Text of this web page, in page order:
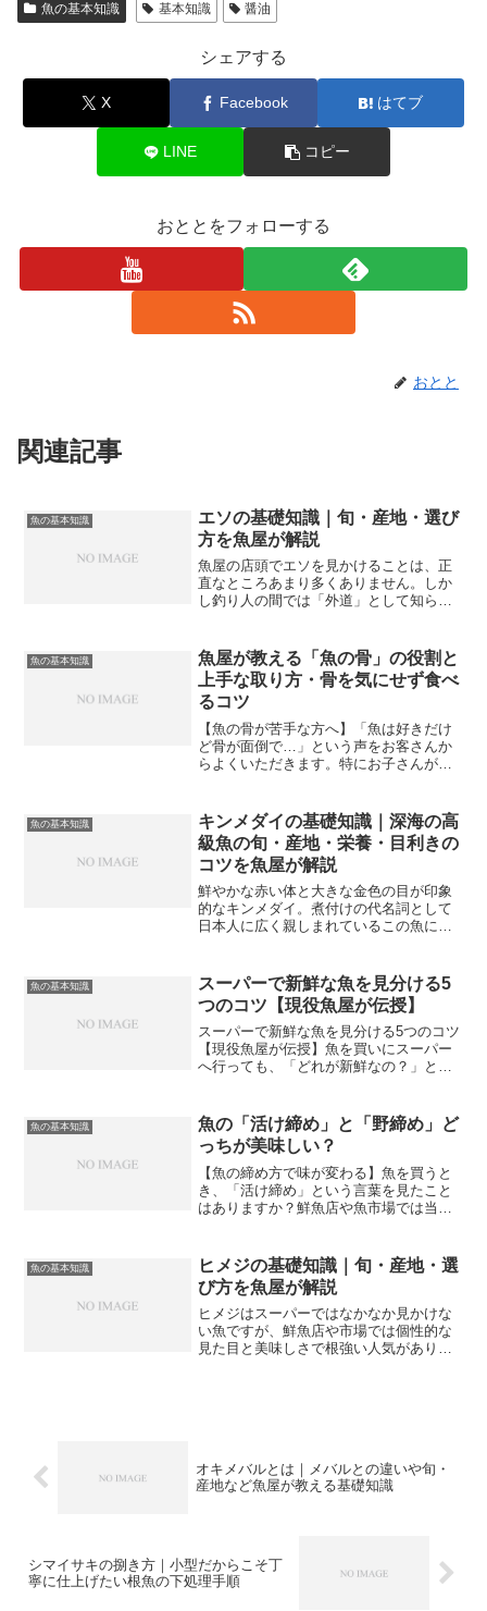
魚の基本知識 基本知識 醤油
シェアする
X Facebook はてブ
LINE コピー
おととをフォローする
おとと
関連記事
魚の基本知識
エソの基礎知識｜旬・産地・選び
方を魚屋が解説
魚屋の店頭でエソを見かけることは、正
直なところあまり多くありません。しか
し釣り人の間では「外道」として知られ
ぼこやちくわなどの練り物の原料として
非常に重要な存在であり、...
魚の基本知識
魚屋が教える「魚の骨」の役割と
上手な取り方・骨を気にせず食べ
るコツ
【魚の骨が苦手な方へ】「魚は好きだけ
ど骨が面倒で…」という声をお客さんか
らよくいただきます。特にお子さんがい
類と取り方を知っておくと、魚料理がぐ
っと食べやすくなります。...
魚の基本知識
キンメダイの基礎知識｜深海の高
級魚の旬・産地・栄養・目利きの
コツを魚屋が解説
鮮やかな赤い体と大きな金色の目が印象
的なキンメダイ。煮付けの代名詞として
日本人に広く親しまれているこの魚につ
説します。キンメダイをより深く知るこ
とで、鮮魚店やスーパーで...
魚の基本知識
スーパーで新鮮な魚を見分ける5
つのコツ【現役魚屋が伝授】
スーパーで新鮮な魚を見分ける5つのコツ
【現役魚屋が伝授】魚を買いにスーパー
へ行っても、「どれが新鮮なの？」と迷
私が、プロだけが知っている5つのポイン
トをお教えします。コ...
魚の基本知識
魚の「活け締め」と「野締め」ど
っちが美味しい？
【魚の締め方で味が変わる】魚を買うと
き、「活け締め」という言葉を見たこと
はありますか？鮮魚店や魚市場では当た
せん。実は魚は、死んだ後の処理の仕方
によって味が大きく変わり...
魚の基本知識
ヒメジの基礎知識｜旬・産地・選
び方を魚屋が解説
ヒメジはスーパーではなかなか見かけな
い魚ですが、鮮魚店や市場では個性的な
見た目と美味しさで根強い人気がありま
オキメバルとは｜メバルとの違いや旬・
産地など魚屋が教える基礎知識
シマイサキの捌き方｜小型だからこそ丁
寧に仕上げたい根魚の下処理手順